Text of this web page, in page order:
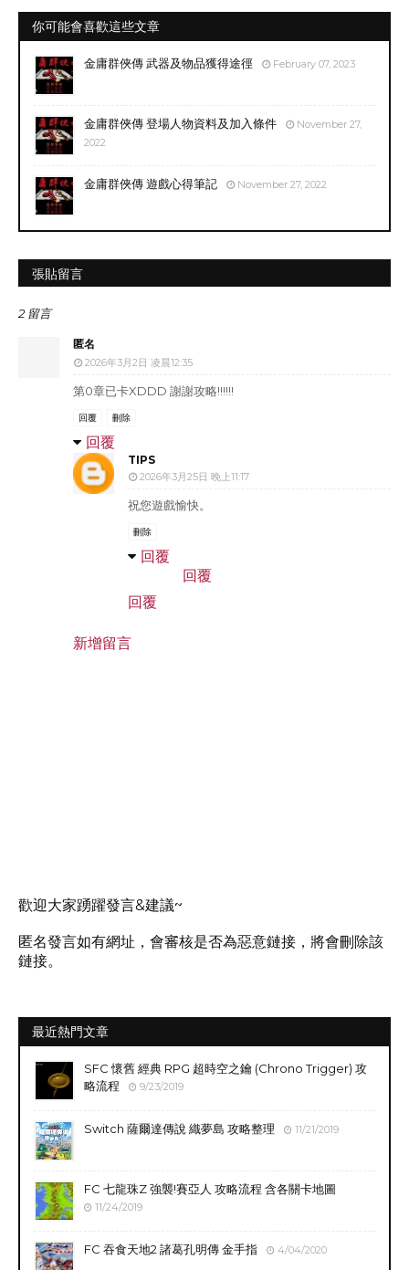
你可能會喜歡這些文章
金庸群俠傳 武器及物品獲得途徑 February 07, 2023
金庸群俠傳 登場人物資料及加入條件
November 27,
2022
金庸群俠傳 遊戲心得筆記 November 27, 2022
張貼留言
2 留言
匿名
2026年3月2日 凌晨12:35
第0章已卡XDDD 謝謝攻略!!!!!!
回覆 刪除
回覆
TIPS
2026年3月25日 晚上11:17
祝您遊戲愉快。
刪除
回覆
回覆
回覆
新增留言
歡迎大家踴躍發言&建議~
匿名發言如有網址，會審核是否為惡意鏈接，將會刪除該
鏈接。
最近熱門文章
SFC 懷舊 經典 RPG 超時空之鑰 (Chrono Trigger) 攻
略流程
9/23/2019
Switch 薩爾達傳說 織夢島 攻略整理 11/21/2019
FC 七龍珠Z 強襲!賽亞人 攻略流程 含各關卡地圖
11/24/2019
FC 吞食天地2 諸葛孔明傳 金手指 4/04/2020